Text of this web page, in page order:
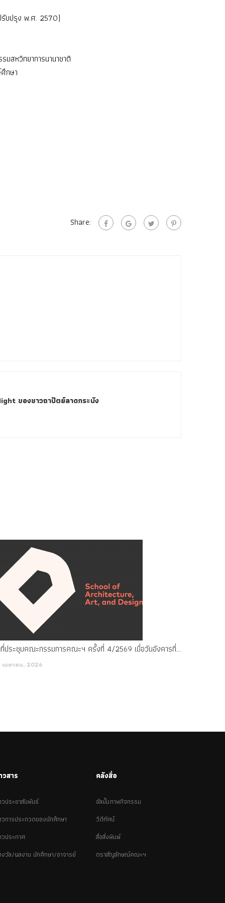
รับปรุง พ.ศ. 2570)
สหวิทยาการนานาชาติ
กษา
Share:
ของชาวถาปัตย์ลาดกระบัง
มติที่ประชุมคณะกรรมการคณะฯ ครั้งที่ 4/2569 เมื่อวันอังคารที่ 7 เมษายน พ.ศ. 2569
เมษายน, 2026
วสาร
วประชาสัมพันธ์
วการประกวดของนักศึกษา
วประกาศ
งวัล/ผลงาน นักศึกษา/อาจารย์
คลังสื่อ
อัลบั้มภาพกิจกรรม
วีดีทัศน์
สื่อสิ่งพิมพ์
ตราสัญลักษณ์คณะฯ